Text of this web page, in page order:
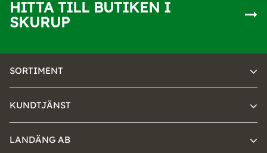
HITTA TILL BUTIKEN I
SKURUP
SORTIMENT
KUNDTJÄNST
LANDÄNG AB